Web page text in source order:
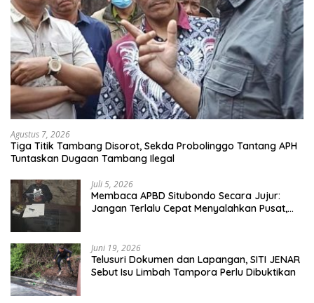
Agustus 7, 2026
Tiga Titik Tambang Disorot, Sekda Probolinggo Tantang APH
Tuntaskan Dugaan Tambang Ilegal
Juli 5, 2026
Membaca APBD Situbondo Secara Jujur:
Jangan Terlalu Cepat Menyalahkan Pusat,
Juni 19, 2026
Telusuri Dokumen dan Lapangan, SITI JENAR
Sebut Isu Limbah Tampora Perlu Dibuktikan